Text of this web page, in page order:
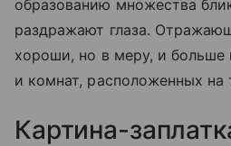
образованию множества
раздражают глаза.
хороши, но в меру, и больше
и комнат, расположенных на
Картина-